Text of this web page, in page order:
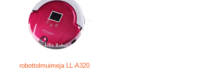
robottolmuimeja LL-A320